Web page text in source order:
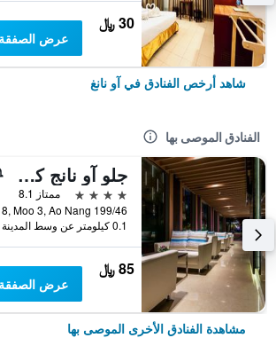
30 ﷼
عرض الصفقة
شاهد أرخص الفنادق في آو نانغ
الفنادق الموصى بها
جلو آو نانج كرابي
4 نجوم
ممتاز 8.1
0.1 كيلومتر عن وسط المدينة
85 ﷼
عرض الصفقة
مشاهدة الفنادق الأخرى الموصى بها